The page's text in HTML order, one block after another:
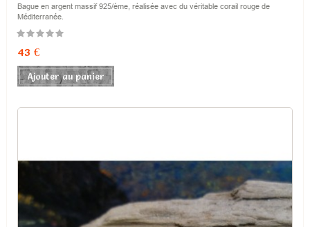
Bague en argent massif 925/ème, réalisée avec du véritable corail rouge de
Méditerranée.
Prix
43 €
Ajouter au panier